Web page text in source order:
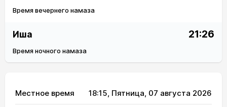
Время вечернего намаза
Иша 21:26
Время ночного намаза
Местное время 18:15, Пятница, 07 августа 2026